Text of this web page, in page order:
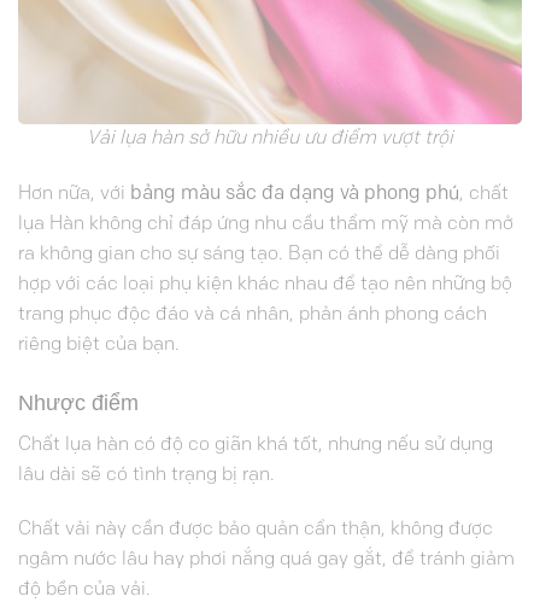
Vải lụa hàn sở hữu nhiều ưu điểm vượt trội
Hơn nữa, với bảng màu sắc đa dạng và phong phú, chất
lụa Hàn không chỉ đáp ứng nhu cầu thẩm mỹ mà còn mở
ra không gian cho sự sáng tạo. Bạn có thể dễ dàng phối
hợp với các loại phụ kiện khác nhau để tạo nên những bộ
trang phục độc đáo và cá nhân, phản ánh phong cách
riêng biệt của bạn.
Nhược điểm
Chất lụa hàn có độ co giãn khá tốt, nhưng nếu sử dụng
lâu dài sẽ có tình trạng bị rạn.
Chất vải này cần được bảo quản cẩn thận, không được
ngâm nước lâu hay phơi nắng quá gay gắt, để tránh giảm
độ bền của vải.